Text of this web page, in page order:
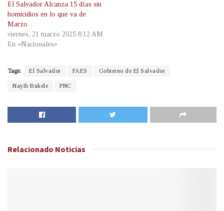
El Salvador Alcanza 15 días sin
homicidios en lo que va de
Marzo
viernes, 21 marzo 2025 8:12 AM
En «Nacionales»
Tags: El Salvador FAES Gobierno de El Salvador
Nayib Bukele PNC
Relacionado Noticias